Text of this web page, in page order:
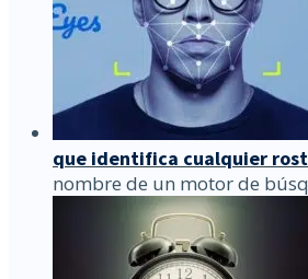
que identifica cualquier
nombre de un motor de